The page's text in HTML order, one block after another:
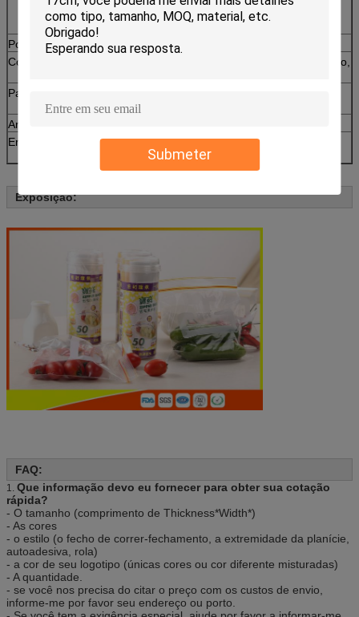
Submeter
verificar primeiramente nossa qualidade, pls
sentimos livres contactar-nos!
Porto
Xiamen, Fujian, China
Cotação
Base no material, tamanho, espessura, impressão,
Pagamento
expedição ou do L/C, D/P.
Amostra
Embalagem
20~30pcs/box, 30boxes/carton ou como a
exigência de cliente.
Exposição:
FAQ:
1. Que informação devo eu fornecer para obter sua cotação
rápida?
- O tamanho (comprimento de Thickness*Width*)
- As cores
- o estilo (o fecho de correr-fechamento, a extremidade da planície,
autoadesiva, rola)
- a cor de seu logotipo (únicas cores ou cor diferente misturadas)
- A quantidade.
- se você nos precisa do citar o preço com os custos de envio,
informe-me por favor seu endereço ou porto.